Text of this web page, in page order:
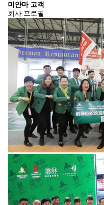
미얀마 고객
회사 프로필